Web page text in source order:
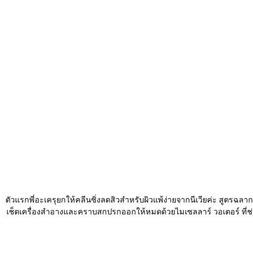
ตัวแรกพี่อะเครุยกให้คลีนซิ่งลดสิวสำหรับผิวแพ้ง่ายจากนีเวียค่ะ สูตรฉล
เช็ดเครื่องสำอางและคราบสกปรกออกให้หมดด้วยไมเซลลาร์ วอเตอร์